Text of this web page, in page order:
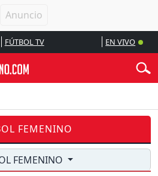
FÚTBOL TV EN VIVO
FEMENINO
FEMENINO